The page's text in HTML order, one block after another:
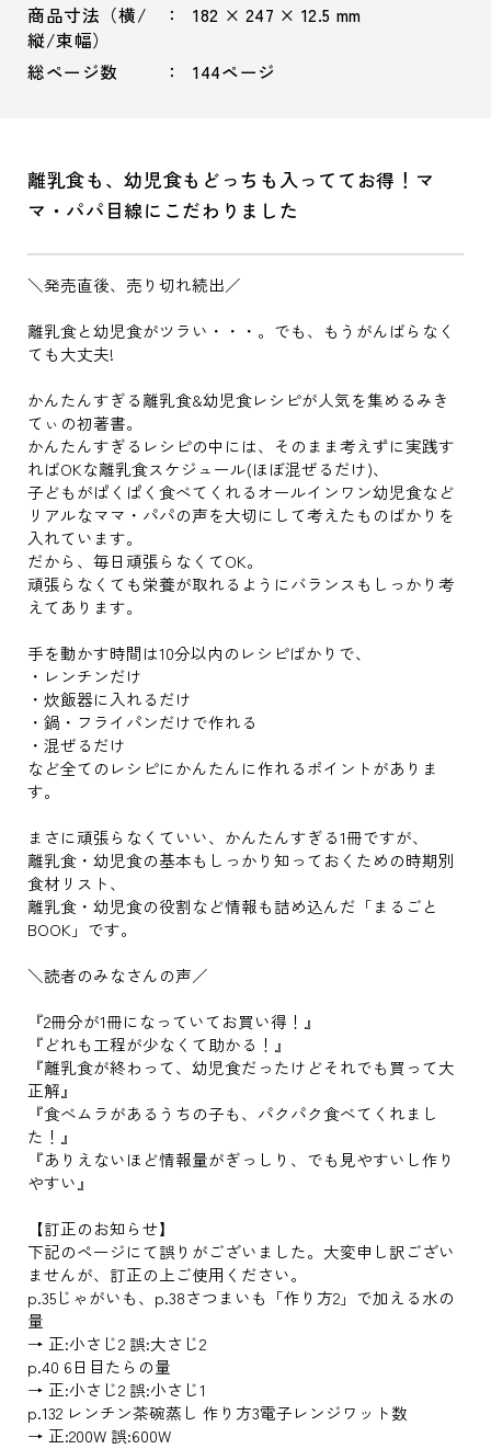
商品寸法（横/
縦/束幅）
182 × 247 × 12.5 mm
総ページ数 144ページ
離乳食も、幼児食もどっちも入っててお得！マ
マ・パパ目線にこだわりました
＼発売直後、売り切れ続出／
離乳食と幼児食がツラい・・・。でも、もうがんばらなく
ても大丈夫!
かんたんすぎる離乳食&幼児食レシピが人気を集めるみき
てぃの初著書。
かんたんすぎるレシピの中には、そのまま考えずに実践す
ればOKな離乳食スケジュール(ほぼ混ぜるだけ)、
子どもがぱくぱく食べてくれるオールインワン幼児食など
リアルなママ・パパの声を大切にして考えたものばかりを
入れています。
だから、毎日頑張らなくてOK。
頑張らなくても栄養が取れるようにバランスもしっかり考
えてあります。
手を動かす時間は10分以内のレシピばかりで、
・レンチンだけ
・炊飯器に入れるだけ
・鍋・フライパンだけで作れる
・混ぜるだけ
など全てのレシピにかんたんに作れるポイントがありま
す。
まさに頑張らなくていい、かんたんすぎる1冊ですが、
離乳食・幼児食の基本もしっかり知っておくための時期別
食材リスト、
離乳食・幼児食の役割など情報も詰め込んだ「まるごと
BOOK」です。
＼読者のみなさんの声／
『2冊分が1冊になっていてお買い得！』
『どれも工程が少なくて助かる！』
『離乳食が終わって、幼児食だったけどそれでも買って大
正解』
『食べムラがあるうちの子も、パクパク食べてくれまし
た！』
『ありえないほど情報量がぎっしり、でも見やすいし作り
やすい』
【訂正のお知らせ】
下記のページにて誤りがございました。大変申し訳ござい
ませんが、訂正の上ご使用ください。
p.35じゃがいも、p.38さつまいも「作り方2」で加える水の
量
→ 正:小さじ2 誤:大さじ2
p.40 6日目たらの量
→ 正:小さじ2 誤:小さじ1
p.132 レンチン茶碗蒸し 作り方3電子レンジワット数
→ 正:200W 誤:600W